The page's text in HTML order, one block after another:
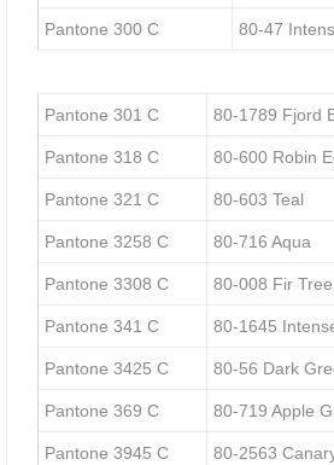
Pantone 300 C 80-47
Pantone 301 C 80-1789 Fjord
Pantone 318 C 80-600 Robin
Pantone 321 C 80-603 Teal
Pantone 3258 C 80-716 Aqua
Pantone 3308 C 80-008 Fir
Pantone 341 C 80-1645
Pantone 3425 C 80-56 Dark
Pantone 369 C 80-719 Apple
Pantone 3945 C 80-2563